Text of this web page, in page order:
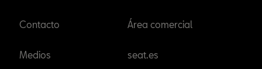
Contacto
Medios
Área comercial
seat.es